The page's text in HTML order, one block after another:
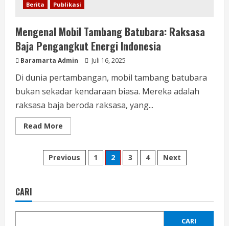
Berita Publikasi
Mengenal Mobil Tambang Batubara: Raksasa
Baja Pengangkut Energi Indonesia
Baramarta Admin Juli 16, 2025
Di dunia pertambangan, mobil tambang batubara
bukan sekadar kendaraan biasa. Mereka adalah
raksasa baja beroda raksasa, yang...
Read More
Previous 1 2 3 4 Next
CARI
CARI